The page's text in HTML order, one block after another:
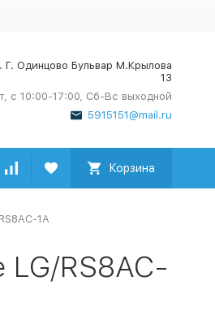
Г. Одинцово Бульвар М.Крылова
13
с 10:00-17:00, Сб-Вс выходной
5915151@mail.ru
Корзина
1A
RS8AC-